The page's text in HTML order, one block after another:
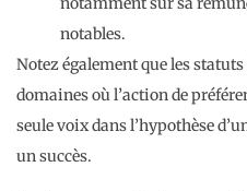
notables.
Notez également que les
domaines où l’action de
seule voix dans l’hypothèse
un succès.